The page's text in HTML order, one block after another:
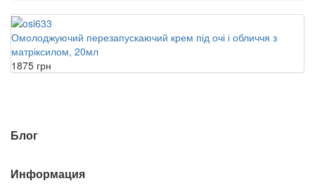
Омолоджуючий перезапускаючий крем під очі і обличчя з
матріксилом, 20мл
1875 грн
Блог
Информация